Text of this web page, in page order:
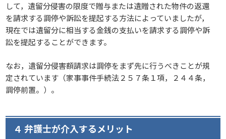
して，遺留分侵害の限度で贈与または遺贈された物件の返還
を請求する調停や訴訟を提起する方法によっていましたが，
現在では遺留分に相当する金銭の支払いを請求する調停や訴
訟を提起することができます。
なお，遺留分侵害額請求は調停をまず先に行うべきことが規
定されています（家事事件手続法２５７条１項，２４４条，
調停前置。）。
４ 弁護士が介入するメリット